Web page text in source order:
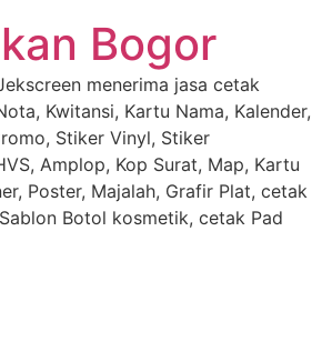
Bogor
menerima jasa cetak
Kwitansi, Kartu Nama, Kalender,
Stiker Vinyl, Stiker
Amplop, Kop Surat, Map, Kartu
Poster, Majalah, Grafir Plat, cetak
Botol kosmetik, cetak Pad